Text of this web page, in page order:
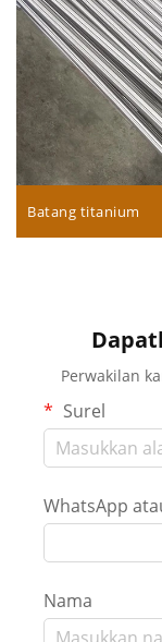
Batang titanium
Perwakilan
Surel
WhatsApp
Nama